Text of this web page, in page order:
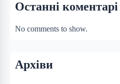
Останні коментарі
No comments to show.
Архіви